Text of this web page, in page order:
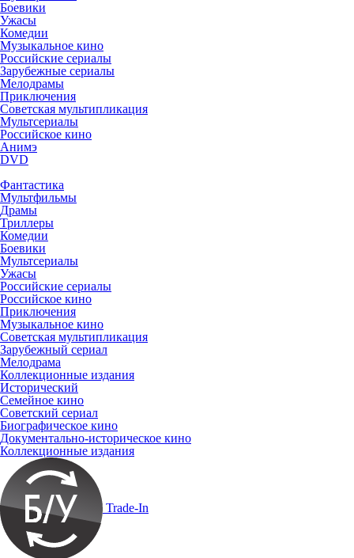
Боевики
Ужасы
Комедии
Музыкальное кино
Российские сериалы
Зарубежные сериалы
Мелодрамы
Приключения
Советская мультипликация
Мультсериалы
Российское кино
Анимэ
DVD
Фантастика
Мультфильмы
Драмы
Триллеры
Комедии
Боевики
Мультсериалы
Ужасы
Российские сериалы
Российское кино
Приключения
Музыкальное кино
Советская мультипликация
Зарубежный сериал
Мелодрама
Коллекционные издания
Исторический
Семейное кино
Советский сериал
Биографическое кино
Документально-историческое кино
Коллекционные издания
Trade-In